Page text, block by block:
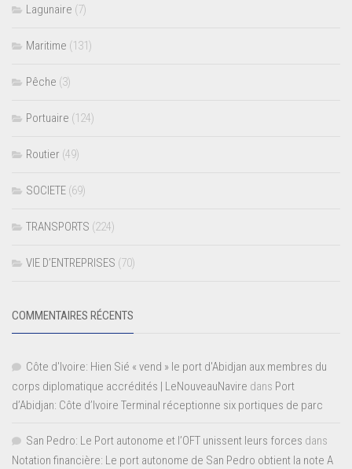
Lagunaire (7)
Maritime (131)
Pêche (3)
Portuaire (124)
Routier (49)
SOCIETE (69)
TRANSPORTS (224)
VIE D’ENTREPRISES (70)
COMMENTAIRES RÉCENTS
Côte d'Ivoire: Hien Sié « vend » le port d'Abidjan aux membres du
corps diplomatique accrédités | LeNouveauNavire dans Port
d’Abidjan: Côte d’Ivoire Terminal réceptionne six portiques de parc
San Pedro: Le Port autonome et l’OFT unissent leurs forces dans
Notation financière: Le port autonome de San Pedro obtient la note A